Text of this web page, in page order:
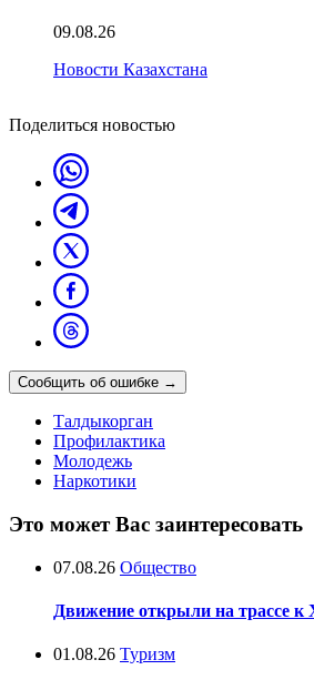
09.08.26
Новости Казахстана
Поделиться новостью
Сообщить об ошибке →
Талдыкорган
Профилактика
Молодежь
Наркотики
Это может Вас заинтересовать
07.08.26 Общество
Движение открыли на трассе к
01.08.26 Туризм